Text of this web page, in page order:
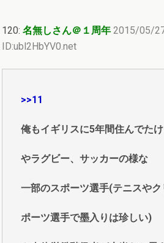
120: 名無しさん＠１周年 2015/05/
ID:ubl2HbYV0.net
>>11
俺もイギリスに5年間住んでた
やラグビー、サッカーの様な
一部のスポーツ選手(テニスや
ポーツ選手で墨入りは珍しい)